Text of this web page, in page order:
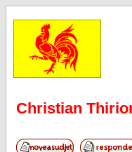
Christian